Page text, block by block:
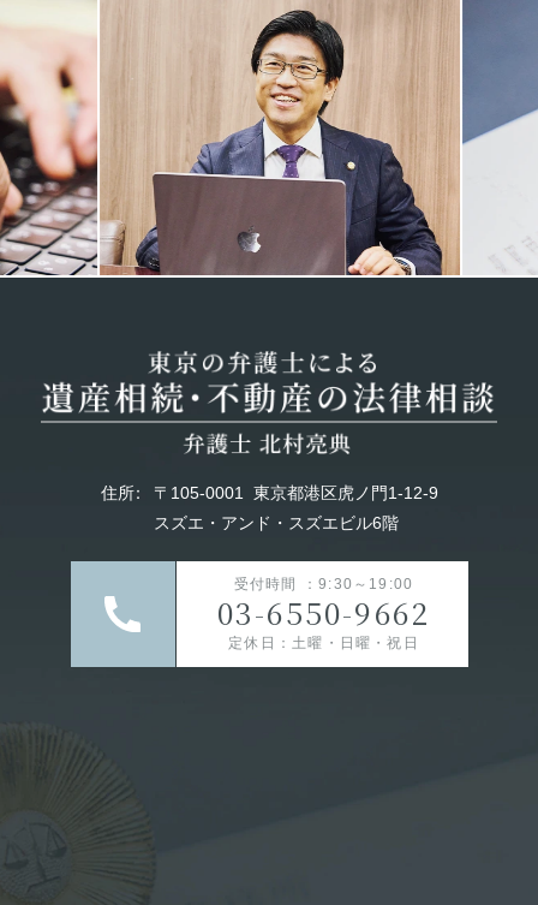
Previous
住所： 〒105-0001
東京都港区虎ノ門1-12-9
スズエ・アンド・スズエビル6階
受付時間 ：9:30～19:00
03-6550-9662
定休日：土曜・日曜・祝日